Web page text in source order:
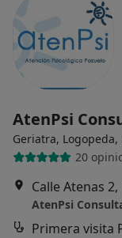
AtenPsi
Geriatra,
20
Calle Atenas
AtenPsi
Primera visita